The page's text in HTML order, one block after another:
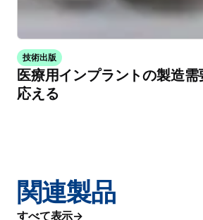
技術出版
医療用インプラントの製造需
応える
関連製品
すべて表示